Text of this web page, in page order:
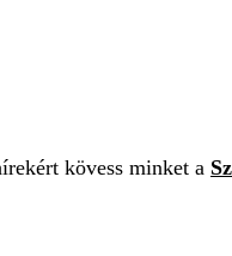
kövess minket a